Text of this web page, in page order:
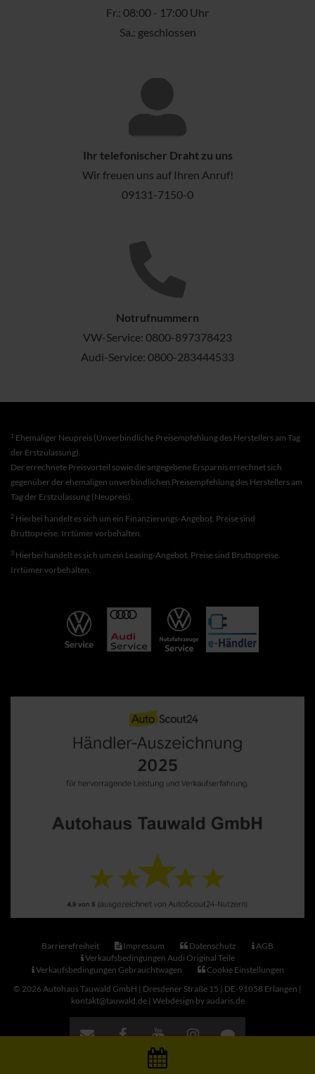
Fr.: 08:00 - 17:00 Uhr
Sa.: geschlossen
Ihr telefonischer Draht zu uns
Wir freuen uns auf Ihren Anruf!
09131-7150-0
Notrufnummern
VW-Service: 0800-897378423
Audi-Service: 0800-283444533
1 Ehemaliger Neupreis (Unverbindliche Preisempfehlung des Herstellers am Tag
der Erstzulassung).
Der errechnete Preisvorteil sowie die angegebene Ersparnis errechnet sich
gegenüber der ehemaligen unverbindlichen Preisempfehlung des Herstellers am
Tag der Erstzulassung (Neupreis).
2 Hierbei handelt es sich um ein Finanzierungs-Angebot. Preise sind
Bruttopreise. Irrtümer vorbehalten.
3 Hierbei handelt es sich um ein Leasing-Angebot. Preise sind Bruttopreise.
Irrtümer vorbehalten.
Barrierefreiheit Impressum Datenschutz
AGB
Verkaufsbedingungen Audi Original Teile
Verkaufsbedingungen Gebrauchtwagen
Cookie Einstellungen
© 2026 Autohaus Tauwald GmbH | Dresdener Straße 15 | DE-91058 Erlangen |
kontakt@tauwald.de | Webdesign by audaris.de